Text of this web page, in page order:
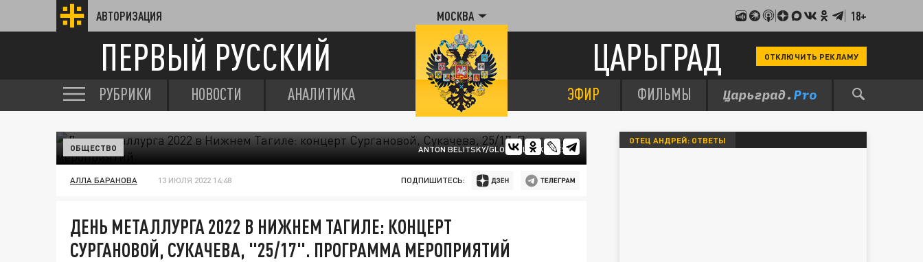
АВТОРИЗАЦИЯ МОСКВА 18+
ПЕРВЫЙ РУССКИЙ ЦАРЬГРАД ОТКЛЮЧИТЬ РЕКЛАМУ
РУБРИКИ НОВОСТИ АНАЛИТИКА ЭФИР ФИЛЬМЫ
ANTON BELITSKY/GLOBAL LOOK PRESS
ОБЩЕСТВО
АЛЛА БАРАНОВА 13 ИЮЛЯ 2022 14:48 ПОДПИШИТЕСЬ:
ДЕНЬ МЕТАЛЛУРГА 2022 В НИЖНЕМ ТАГИЛЕ: КОНЦЕРТ
СУРГАНОВОЙ, СУКАЧЕВА, "25/17". ПРОГРАММА МЕРОПРИЯТИЙ
ОТЕЦ АНДРЕЙ: ОТВЕТЫ